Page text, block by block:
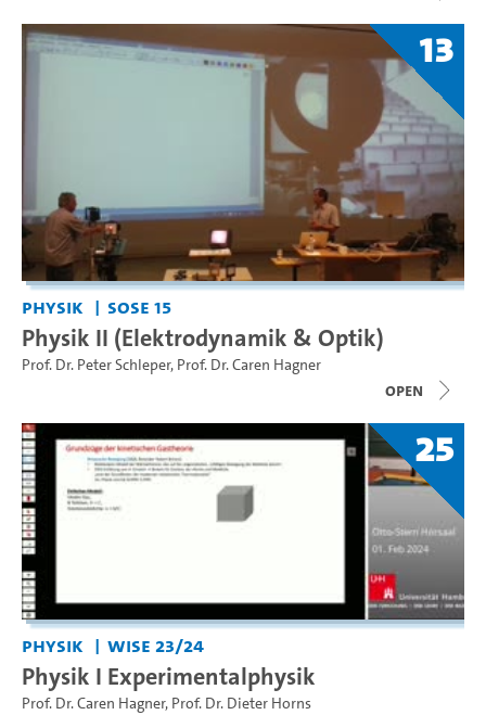
13
Physik SoSe 15
Physik II (Elektrodynamik & Optik)
Prof. Dr. Peter Schleper, Prof. Dr. Caren Hagner
open
25
Physik WiSe 23/24
Physik I Experimentalphysik
Prof. Dr. Caren Hagner, Prof. Dr. Dieter Horns